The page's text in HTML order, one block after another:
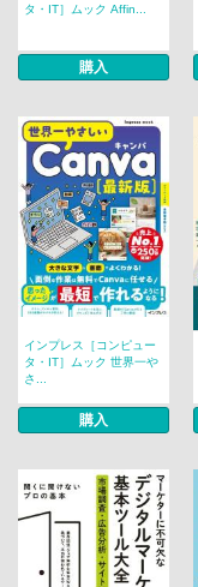
タ・IT］ムック Affin...
購入
インプレス［コンピュー
タ・IT］ムック 世界一や
さ...
購入